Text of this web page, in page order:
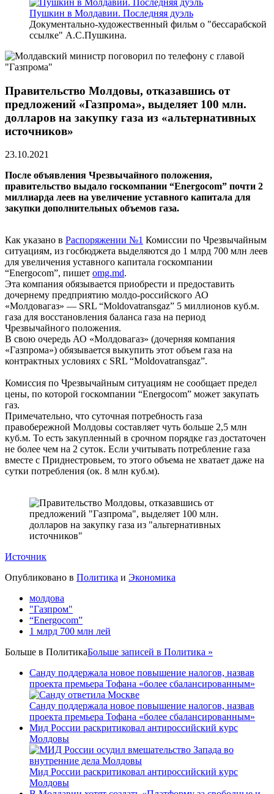
Пушкин в Молдавии. Последняя дуэль
Документально-художественный фильм о "бессарабской
ссылке" А.С.Пушкина.
Правительство Молдовы, отказавшись от
предложений «Газпрома», выделяет 100 млн.
долларов на закупку газа из «альтернативных
источников»
23.10.2021
После объявления Чрезвычайного положения,
правительство выдало госкомпании “Energocom” почти 2
миллиарда леев на увеличение уставного капитала для
закупки дополнительных объемов газа.
Как указано в Распоряжении №1 Комиссии по Чрезвычайным
ситуациям, из госбюджета выделяются до 1 млрд 700 млн леев
для увеличения уставного капитала госкомпании
“Energocom”, пишет omg.md.
Эта компания обязывается приобрести и предоставить
дочернему предприятию молдо-российского АО
«Молдовагаз» — SRL “Moldovatransgaz” 5 миллионов куб.м.
газа для восстановления баланса газа на период
Чрезвычайного положения.
В свою очередь АО «Молдовагаз» (дочерняя компания
«Газпрома») обязывается выкупить этот объем газа на
контрактных условиях с SRL “Moldovatransgaz”.
Комиссия по Чрезвычайным ситуациям не сообщает предел
цены, по которой госкомпании “Energocom” может закупать
газ.
Примечательно, что суточная потребность газа
правобережной Молдовы составляет чуть больше 2,5 млн
куб.м. То есть закупленный в срочном порядке газ достаточен
не более чем на 2 суток. Если учитывать потребление газа
вместе с Приднестровьем, то этого объема не хватает даже на
сутки потребления (ок. 8 млн куб.м).
Источник
Опубликовано в Политика и Экономика
молдова
"Газпром"
“Energocom”
1 млрд 700 млн лей
Больше в ПолитикаБольше записей в Политика »
Санду поддержала новое повышение налогов, назвав
проекта премьера Тофана «более сбалансированным»
Санду поддержала новое повышение налогов, назвав
проекта премьера Тофана «более сбалансированным»
Мид России раскритиковал антироссийский курс
Молдовы
Мид России раскритиковал антироссийский курс
Молдовы